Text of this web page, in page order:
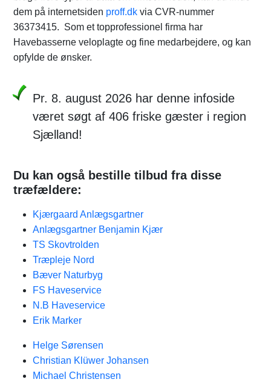
dem på internetsiden proff.dk via CVR-nummer
36373415. Som et topprofessionel firma har
Havebasserne veloplagte og fine medarbejdere, og kan
opfylde de ønsker.
Pr. 8. august 2026 har denne infoside
været søgt af 406 friske gæster i region
Sjælland!
Du kan også bestille tilbud fra disse
træfældere:
Kjærgaard Anlægsgartner
Anlægsgartner Benjamin Kjær
TS Skovtrolden
Træpleje Nord
Bæver Naturbyg
FS Haveservice
N.B Haveservice
Erik Marker
Helge Sørensen
Christian Klüwer Johansen
Michael Christensen